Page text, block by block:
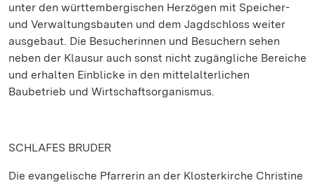
unter den württembergischen Herzögen mit Speicher-
und Verwaltungsbauten und dem Jagdschloss weiter
ausgebaut. Die Besucherinnen und Besuchern sehen
neben der Klausur auch sonst nicht zugängliche Bereiche
und erhalten Einblicke in den mittelalterlichen
Baubetrieb und Wirtschaftsorganismus.
SCHLAFES BRUDER
Die evangelische Pfarrerin an der Klosterkirche Christine